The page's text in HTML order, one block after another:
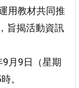
用教材共同推
旨揭活動資訊
月9日（星期
。